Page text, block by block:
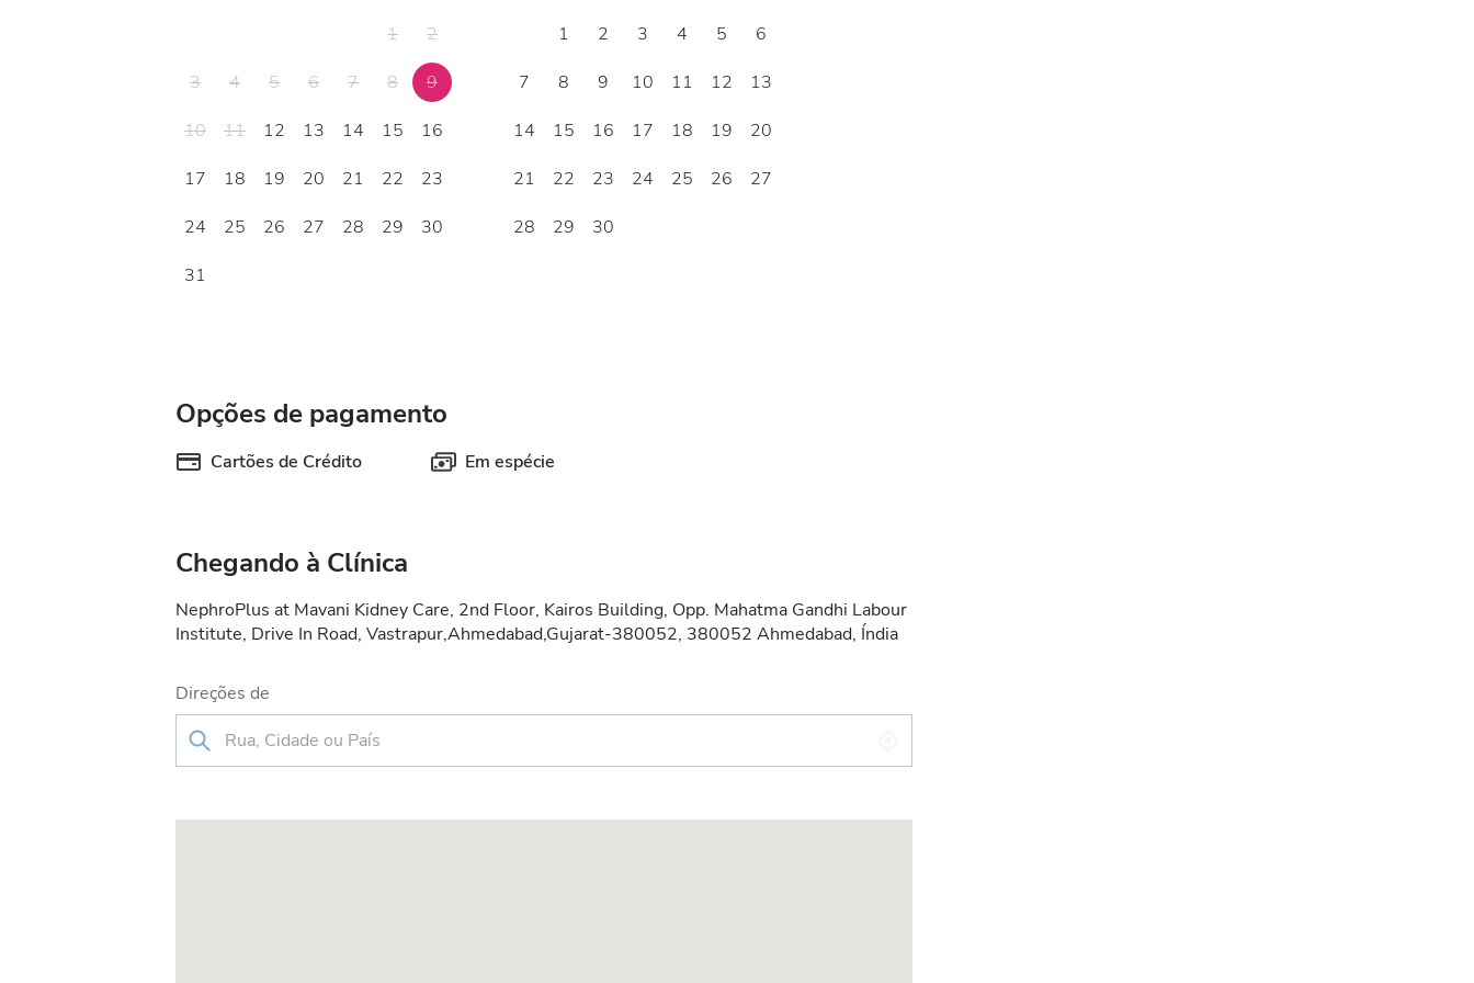
1
2
3
4 5 6 7 8
9
10
11 12 13 14 15
16
17
18 19 20 21 22
23
24
25 26 27 28 29
30
31
1 2 3 4 5
6
7
8 9 10 11 12
13
14
15 16 17 18 19
20
21
22 23 24 25 26
27
28
29 30
Opções de pagamento
Cartões de Crédito Em espécie
Chegando à Clínica
NephroPlus at Mavani Kidney Care, 2nd Floor, Kairos Building, Opp. Mahatma Gandhi Labour
Institute, Drive In Road, Vastrapur,Ahmedabad,Gujarat-380052, 380052 Ahmedabad, Índia
Direções de